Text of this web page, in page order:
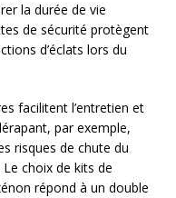
la durée de vie
de sécurité protègent
d’éclats lors du
facilitent l’entretien et
par exemple,
risques de chute du
choix de kits de
répond à un double